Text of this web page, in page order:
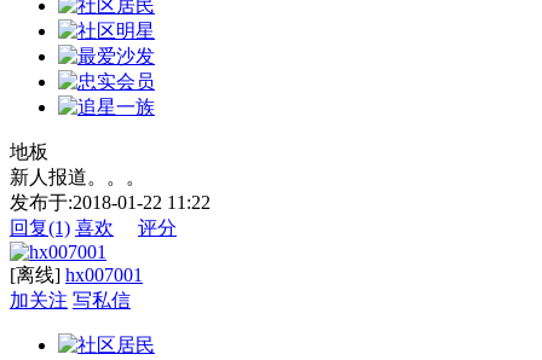
地板
新人报道。。。
发布于:2018-01-22 11:22
回复(1) 喜欢 评分
[离线] hx007001
加关注 写私信